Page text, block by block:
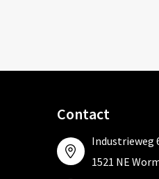
Contact
Industrieweg
1521 NE